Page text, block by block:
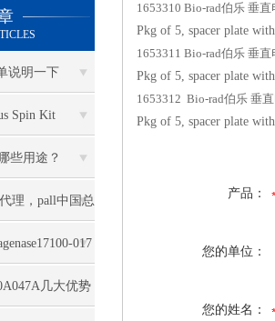
说明一下
Spin Kit
些用途？
理，pall中国总
017
几大优势
1653310 Bio-rad伯乐 垂
Pkg of 5, spacer plate
1653311 Bio-rad伯乐 垂
Pkg of 5, spacer plate
1653312 Bio-rad伯乐 垂
Pkg of 5, spacer plate
产品：
您的单位：
您的姓名：